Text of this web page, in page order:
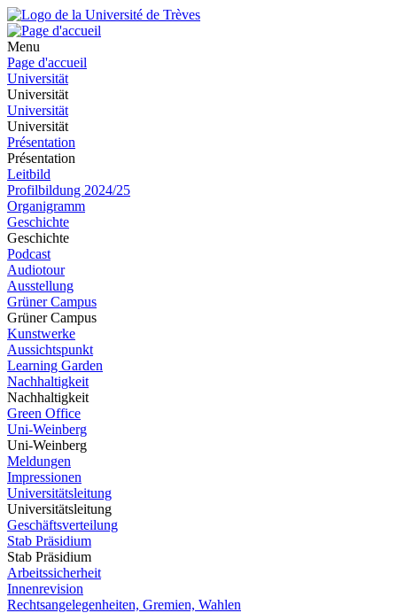
Menu
Page d'accueil
Universität
Universität
Universität
Universität
Présentation
Présentation
Leitbild
Profilbildung 2024/25
Organigramm
Geschichte
Geschichte
Podcast
Audiotour
Ausstellung
Grüner Campus
Grüner Campus
Kunstwerke
Aussichtspunkt
Learning Garden
Nachhaltigkeit
Nachhaltigkeit
Green Office
Uni-Weinberg
Uni-Weinberg
Meldungen
Impressionen
Universitätsleitung
Universitätsleitung
Geschäftsverteilung
Stab Präsidium
Stab Präsidium
Arbeitssicherheit
Innenrevision
Rechtsangelegenheiten, Gremien, Wahlen